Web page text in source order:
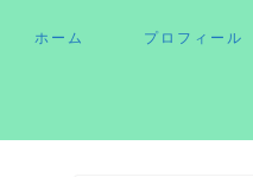
ホーム プロフィール